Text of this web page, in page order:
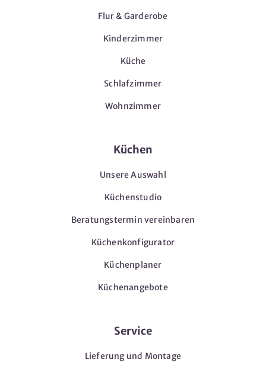
Flur & Garderobe
Kinderzimmer
Küche
Schlafzimmer
Wohnzimmer
Küchen
Unsere Auswahl
Küchenstudio
Beratungstermin vereinbaren
Küchenkonfigurator
Küchenplaner
Küchenangebote
Service
Lieferung und Montage